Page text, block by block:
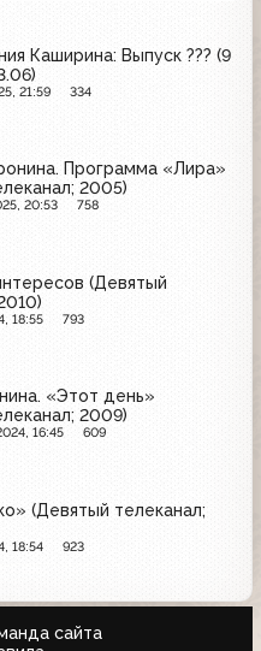
Каширина: Выпуск ??? (9
21:59 334
Программа «Лира»
2005)
20:53 758
(Девятый
18:55 793
«Этот день»
2009)
16:45 609
(Девятый телеканал;
18:54 923
сайта